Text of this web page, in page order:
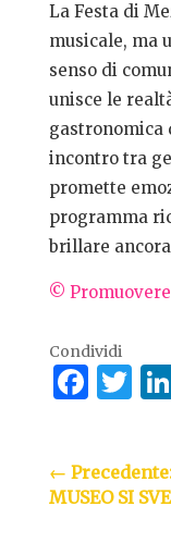
La Festa di
musicale, ma
senso di
unisce le
gastronomica
incontro tra
promette
programma
brillare
©
Condividi
←
MUSEO SI